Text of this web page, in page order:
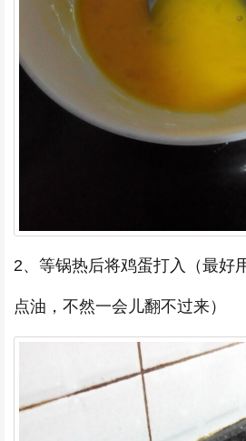
2、等锅热后将鸡蛋打入（最好
点油，不然一会儿翻不过来）